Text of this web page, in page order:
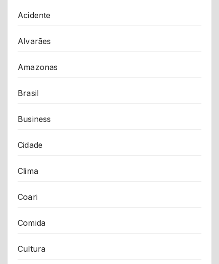
Acidente
Alvarães
Amazonas
Brasil
Business
Cidade
Clima
Coari
Comida
Cultura